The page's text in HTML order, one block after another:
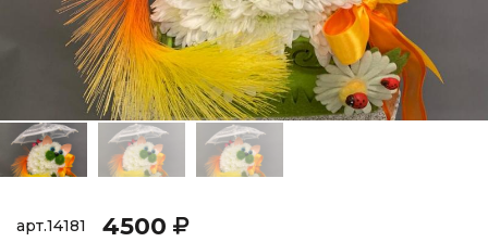
арт.14181 4500